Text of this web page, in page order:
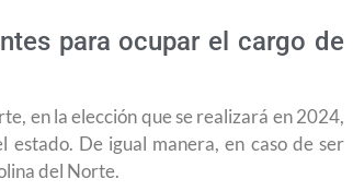
para ocupar el cargo de
en la elección que se realizará en 2024,
De igual manera, en caso de ser
del Norte.